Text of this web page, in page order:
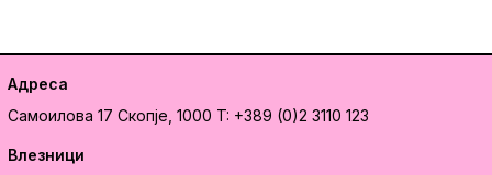
Адреса
Самоилова 17 Скопје, 1000 T: +389 (0)2 3110 123
Влезници